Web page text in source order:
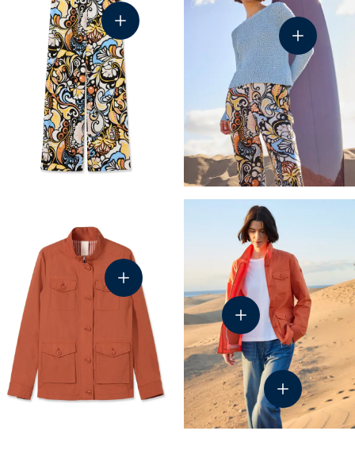
44-8209
43-6103
44-6639
43-5926
44-9053